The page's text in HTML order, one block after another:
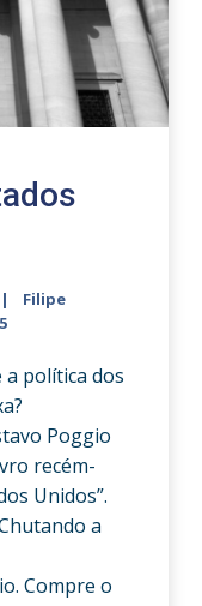
Filipe
política dos
Poggio
recém-
Unidos”.
a
Compre o